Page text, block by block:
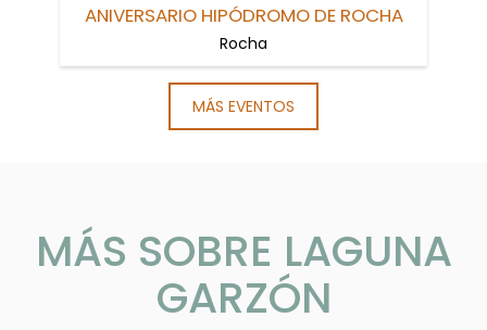
ANIVERSARIO HIPÓDROMO DE ROCHA
Rocha
MÁS EVENTOS
MÁS SOBRE LAGUNA
GARZÓN